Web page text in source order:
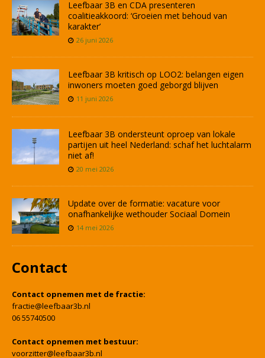
Leefbaar 3B en CDA presenteren
coalitieakkoord: ‘Groeien met behoud van
karakter’
26 juni 2026
Leefbaar 3B kritisch op LOO2: belangen eigen
inwoners moeten goed geborgd blijven
11 juni 2026
Leefbaar 3B ondersteunt oproep van lokale
partijen uit heel Nederland: schaf het luchtalarm
niet af!
20 mei 2026
Update over de formatie: vacature voor
onafhankelijke wethouder Sociaal Domein
14 mei 2026
Contact
Contact opnemen met de fractie:
fractie@leefbaar3b.nl
06 55740500
Contact opnemen met bestuur:
voorzitter@leefbaar3b.nl